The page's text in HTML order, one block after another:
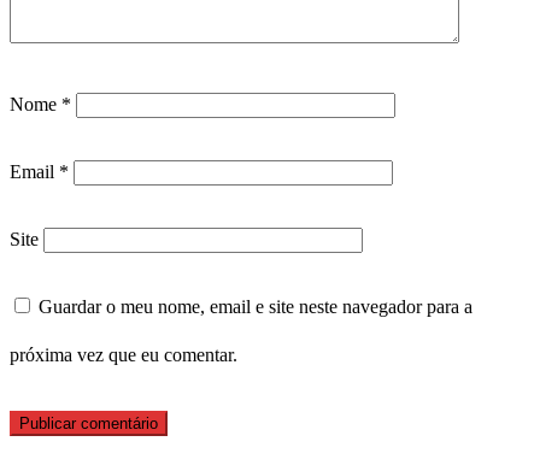
Nome *
Email *
Site
Guardar o meu nome, email e site neste navegador para a
próxima vez que eu comentar.